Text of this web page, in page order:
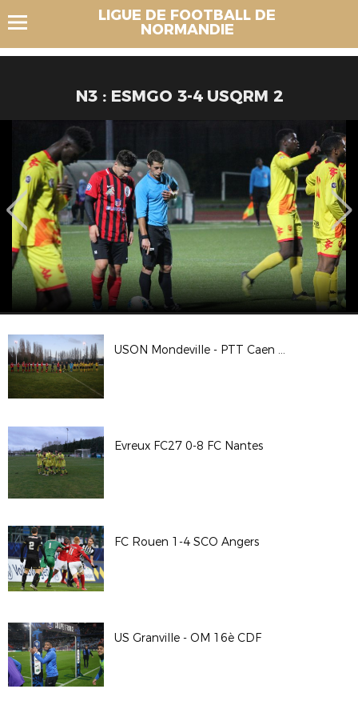
LIGUE DE FOOTBALL DE
NORMANDIE
N3 : ESMGO 3-4 USQRM 2
USON Mondeville - PTT Caen R1 8/02/2020
Evreux FC27 0-8 FC Nantes
FC Rouen 1-4 SCO Angers
US Granville - OM 16è CDF